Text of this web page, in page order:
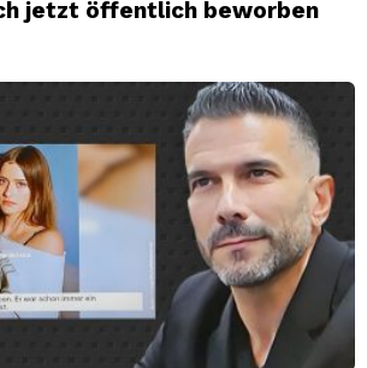
jetzt öffentlich beworben